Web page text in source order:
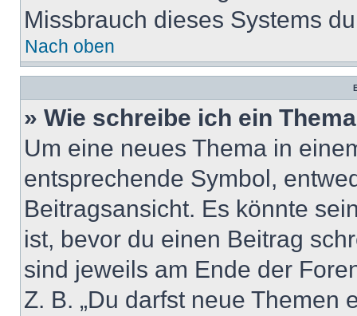
Missbrauch dieses Systems
Nach oben
» Wie schreibe ich ein
Um eine neues Thema in
entsprechende Symbol,
Beitragsansicht. Es könnte
ist, bevor du einen Beitrag
sind jeweils am Ende der
Z. B. „Du darfst neue Themen